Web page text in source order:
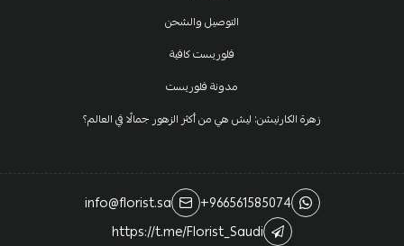
التوصيل والشحن
فلوريست كافية
مدونة فلوريست
زهرة الكارنيشن: ليش هي من أكثر الزهور جمالًا في العالم؟
+966561585074
info@florist.sa
https://t.me/Florist_Saudi